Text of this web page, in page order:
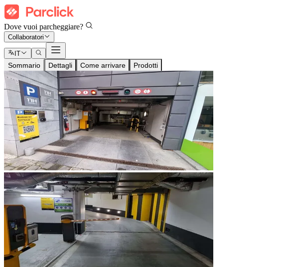
Dove vuoi parcheggiare?
Collaboratori
IT
Sommario Dettagli Come arrivare Prodotti